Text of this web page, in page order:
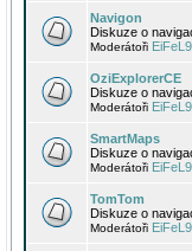
Navigon
Diskuze o
Moderátoři
OziExplorerCE
Diskuze o
Moderátoři
SmartMaps
Diskuze o
Moderátoři
TomTom
Diskuze o
Moderátoři